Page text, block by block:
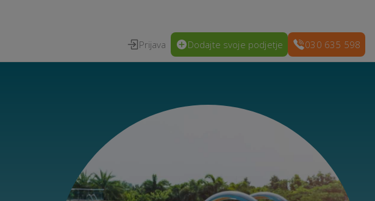
Prijava Dodajte svoje podjetje 030 635 598